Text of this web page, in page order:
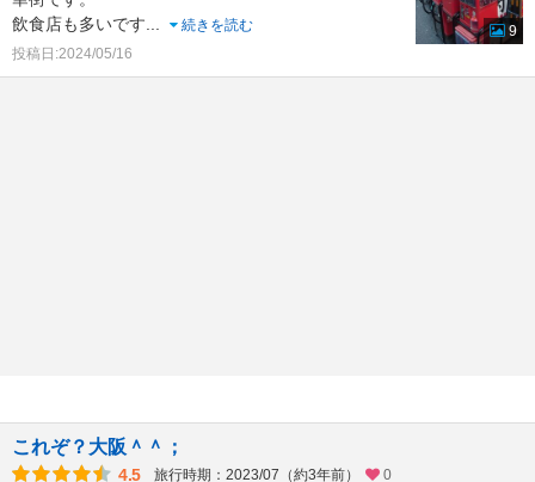
飲食店も多いです
続きを読む
投稿日:2024/05/16
9
これぞ？大阪＾＾；
4.5 旅行時期：2023/07（約3年前） 0